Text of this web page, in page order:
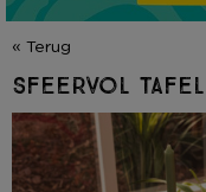
« Terug
Sfeervol